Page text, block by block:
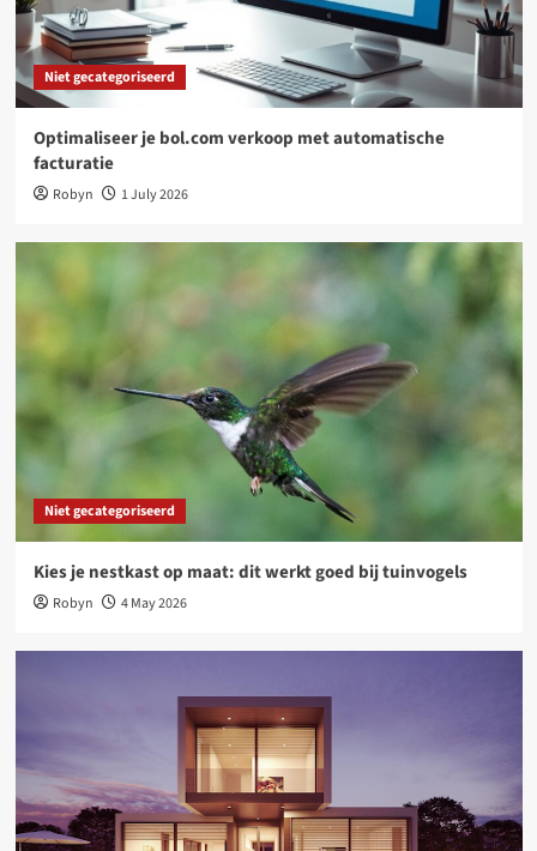
5
Niet gecategoriseerd
Online platforms: kansen en uitdagingen voor
freelancers
automatische facturatie
2
Niet gecategoriseerd
Kies je nestkast op maat: dit werkt goed bij
tuinvogels
Woondecoratie
Tijdloos design, voelbaar comfort: wonen met
Deceuninck aluminium ramen en deuren
Waarom een tuinposter dé slimste upgrade is
voor jouw tuin
Online platforms: kansen en uitdagingen voor
freelancers
Niet gecategoriseerd
Optimaliseer je bol.com verkoop met automatische
facturatie
Robyn 1 July 2026
Niet gecategoriseerd
Kies je nestkast op maat: dit werkt goed bij tuinvogels
Robyn 4 May 2026